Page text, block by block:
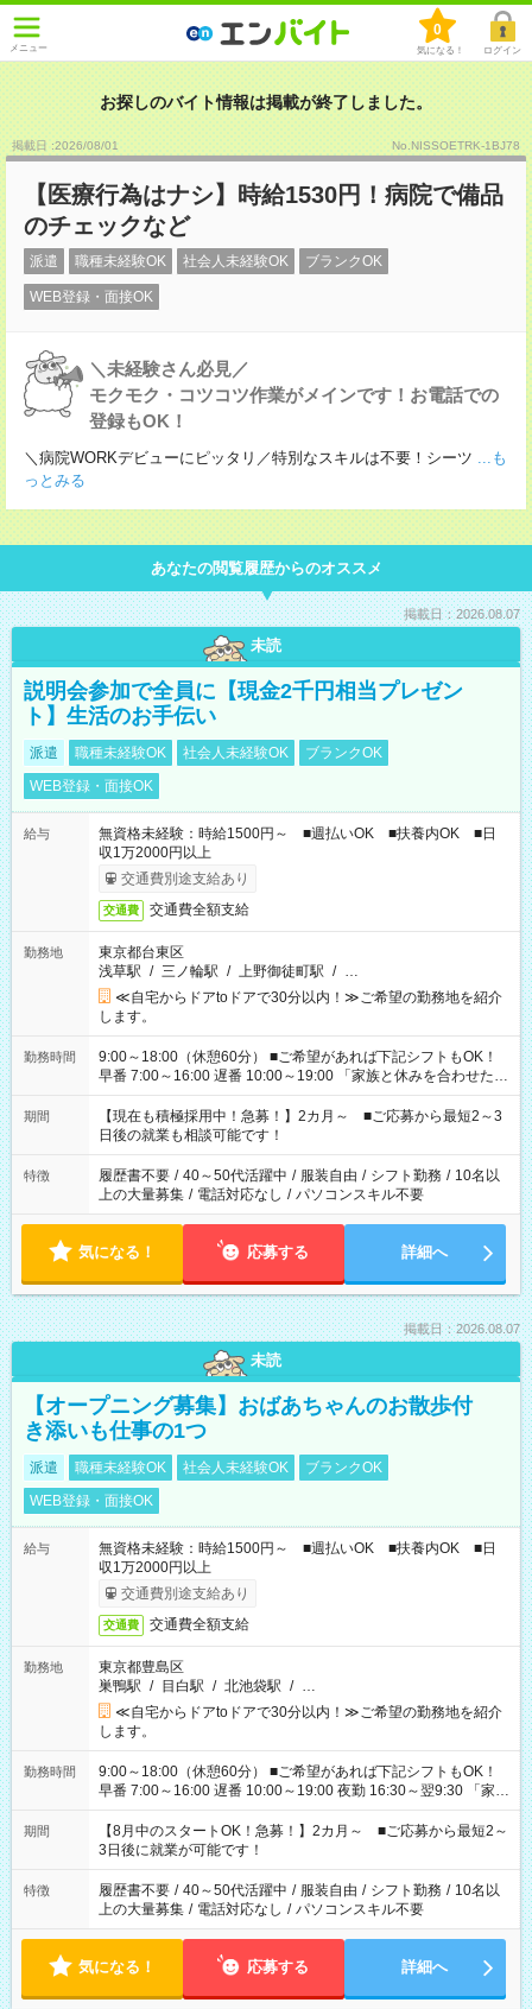
メニュー
0
気になる！ ログイン
お探しのバイト情報は掲載が終了しました。
掲載日 :2026/08/01 No.NISSOETRK-1BJ78
【医療行為はナシ】時給1530円！病院で備品
のチェックなど
派遣 職種未経験OK 社会人未経験OK ブランクOK
WEB登録・面接OK
＼未経験さん必見／
モクモク・コツコツ作業がメインです！お電話での
登録もOK！
＼病院WORKデビューにピッタリ／特別なスキルは不要！シーツ ...も
っとみる
あなたの閲覧履歴からのオススメ
掲載日：2026.08.07
未読
説明会参加で全員に【現金2千円相当プレゼン
ト】生活のお手伝い
派遣 職種未経験OK 社会人未経験OK
ブランクOK
WEB登録・面接OK
給与
無資格未経験：時給1500円～ ■週払いOK ■扶養内OK ■日
収1万2000円以上
交通費別途支給あり
交通費 交通費全額支給
勤務地
東京都台東区
浅草駅 / 三ノ輪駅 / 上野御徒町駅 / …
≪自宅からドアtoドアで30分以内！≫ご希望の勤務地を紹介
します。
勤務時間
9:00～18:00（休憩60分） ■ご希望があれば下記シフトもOK！
早番 7:00～16:00 遅番 10:00～19:00 「家族と休みを合わせた
い」 「余裕を持って夕飯の準備がしたい」 「できれば残業はし
たくない」 など、ご希望を教えてくださいね。 ※Wワーク希望
の方へ 今ご覧のお仕事で希望する勤務時間と、もう1つのお仕事
の勤務時間。 合計で週40時間を超える場合は応募できません。
期間
【現在も積極採用中！急募！】2カ月～ ■ご応募から最短2～3
日後の就業も相談可能です！
特徴 履歴書不要 / 40～50代活躍中 / 服装自由 / シフト勤務 / 10名以
上の大量募集 / 電話対応なし / パソコンスキル不要
気になる！ 応募する 詳細へ
掲載日：2026.08.07
未読
【オープニング募集】おばあちゃんのお散歩付
き添いも仕事の1つ
派遣 職種未経験OK 社会人未経験OK
ブランクOK
WEB登録・面接OK
給与
無資格未経験：時給1500円～ ■週払いOK ■扶養内OK ■日
収1万2000円以上
交通費別途支給あり
交通費 交通費全額支給
勤務地
東京都豊島区
巣鴨駅 / 目白駅 / 北池袋駅 / …
≪自宅からドアtoドアで30分以内！≫ご希望の勤務地を紹介
します。
勤務時間
9:00～18:00（休憩60分） ■ご希望があれば下記シフトもOK！
早番 7:00～16:00 遅番 10:00～19:00 夜勤 16:30～翌9:30 「家族
と休みを合わせたい」 「余裕を持って夕飯の準備がしたい」
「できれば残業はしたくない」 など、ご希望を教えてください
ね。 ※Wワーク希望の方へ 今ご覧のお仕事で希望する勤務時間
と、もう1つのお仕事の勤務時間。 合計で週40時間を超える場
合は応募できません。
期間
【8月中のスタートOK！急募！】2カ月～ ■ご応募から最短2～
3日後に就業が可能です！
特徴 履歴書不要 / 40～50代活躍中 / 服装自由 / シフト勤務 / 10名以
上の大量募集 / 電話対応なし / パソコンスキル不要
気になる！ 応募する 詳細へ